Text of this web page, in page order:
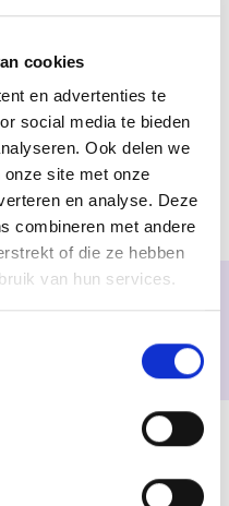
cookies
en advertenties te
social media te bieden
Ook delen we
site met onze
en analyse. Deze
combineren met andere
of die ze hebben
van hun services.
Gouwe Stek en
je voeten leeft!
Gouwe Stek?